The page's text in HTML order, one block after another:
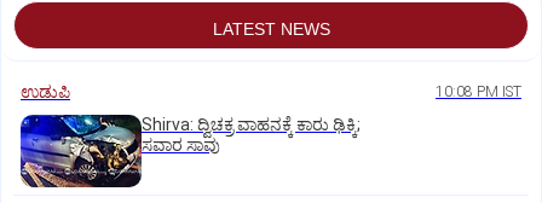
LATEST NEWS
ಉಡುಪಿ 10:08 PM IST
Shirva: ದ್ವಿಚಕ್ರ ವಾಹನಕ್ಕೆ ಕಾರು ಢಿಕ್ಕಿ;
ಸವಾರ ಸಾವು